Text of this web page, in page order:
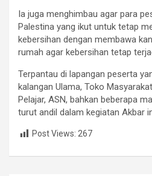
Ia juga menghimbau agar para
Palestina yang ikut untuk tetap
kebersihan dengan membawa
rumah agar kebersihan tetap
Terpantau di lapangan peserta
kalangan Ulama, Toko
Pelajar, ASN, bahkan beberapa
turut andil dalam kegiatan Akbar
Post Views: 267